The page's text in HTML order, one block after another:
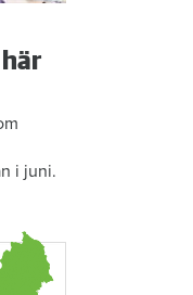
i juni.